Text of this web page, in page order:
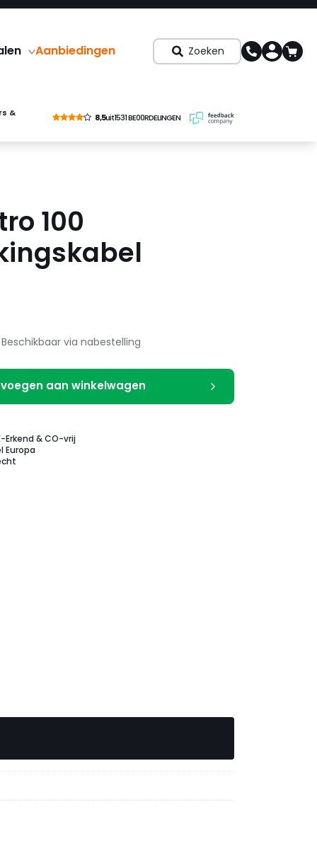
Aanbiedingen Zoeken
&
8,5uit1531 BE00RDELINGEN
100
Beschikbaar via nabestelling
aan winkelwagen
Erkend & CO-vrij
Europa